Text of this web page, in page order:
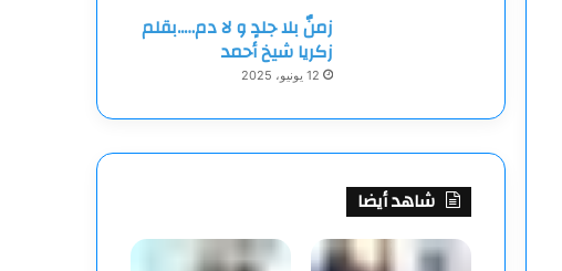
زمنٌ بلا جلدٍ و لا دم…..بقلم
زكريا شيخ أحمد
12 يونيو، 2025
شاهد أيضا